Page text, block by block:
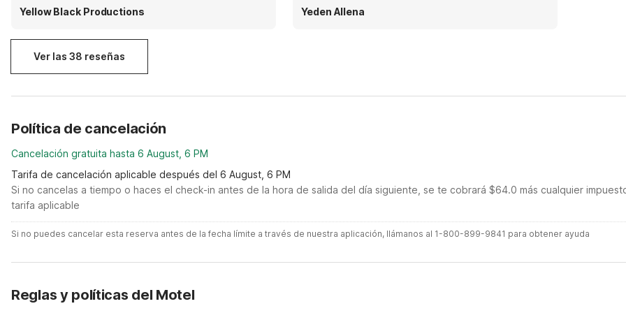
friendly, professional, and consistently goes out of
Yellow Black Productions
which made the experience even better. I would
Yeden Allena
Ver las 38 reseñas
Política de cancelación
Cancelación gratuita hasta 6 August, 6 PM
Tarifa de cancelación aplicable después del 6 August, 6 PM
Si no cancelas a tiempo o haces el check-in antes de la hora de salida del día siguiente, se te cobrará $64.0 más cualquier
tarifa aplicable
Si no puedes cancelar esta reserva antes de la fecha límite a través de nuestra aplicación, llámanos al 1-800-899-9841 para obtener ayuda
Reglas y políticas del Motel